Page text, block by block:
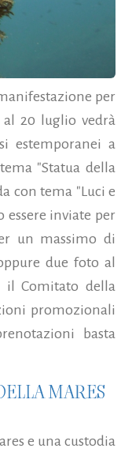
per
20 luglio vedrà
estemporanei a
"Statua della
con tema "Luci e
essere inviate per
un massimo di
due foto al
il Comitato della
promozionali
basta
MARES
e una custodia